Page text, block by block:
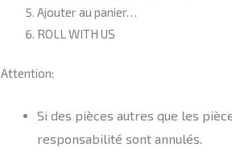
Ajouter au panier…
ROLL WITH US
Attention:
Si des pièces autres que les
responsabilité sont annulés.